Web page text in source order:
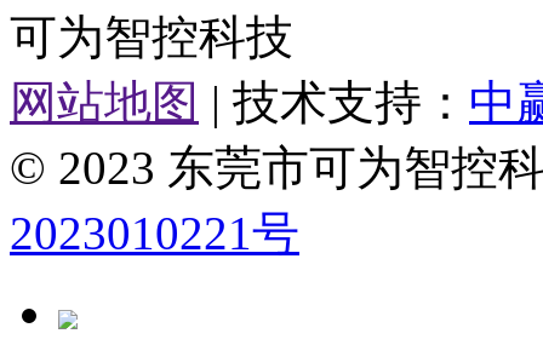
可为智控科技
网站地图 | 技术支持： 中
© 2023 东莞市可为智控
2023010221号